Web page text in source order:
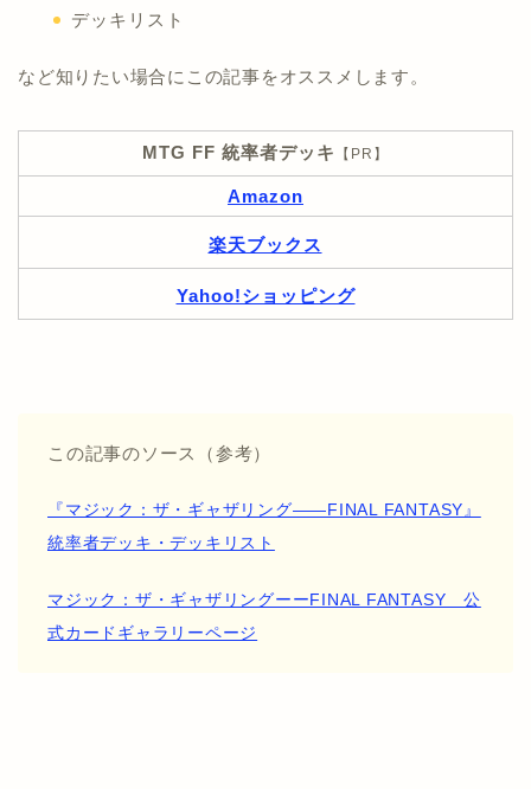
デッキリスト
など知りたい場合にこの記事をオススメします。
MTG FF 統率者デッキ 【PR】
Amazon
楽天ブックス
Yahoo!ショッピング
この記事のソース（参考）
『マジック：ザ・ギャザリング――FINAL FANTASY』
統率者デッキ・デッキリスト
マジック：ザ・ギャザリングーーFINAL FANTASY 公
式カードギャラリーページ